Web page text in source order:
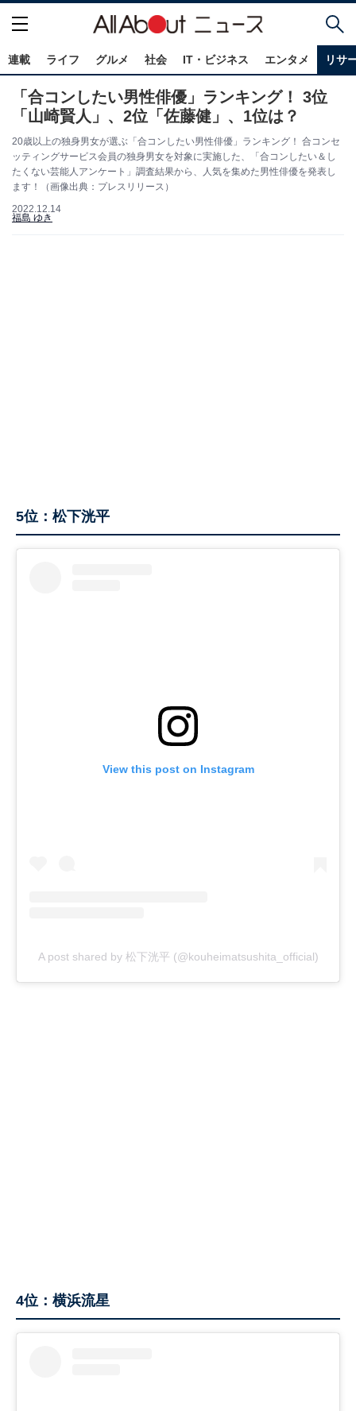
連載 ライフ グルメ 社会 IT・ビジネス エンタメ リサ
「合コンしたい男性俳優」ランキング！ 3位
「山崎賢人」、2位「佐藤健」、1位は？
20歳以上の独身男女が選ぶ「合コンしたい男性俳優」ランキング！ 合コンセ
ッティングサービス会員の独身男女を対象に実施した、「合コンしたい＆し
たくない芸能人アンケート」調査結果から、人気を集めた男性俳優を発表し
ます！（画像出典：プレスリリース）
2022.12.14
福島 ゆき
5位：松下洸平
View this post on Instagram
A post shared by 松下洸平 (@kouheimatsushita_official)
4位：横浜流星